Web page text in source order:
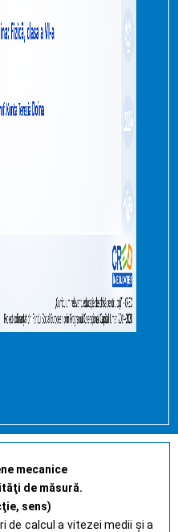
mecanice
de măsură.
sens)
de calcul a vitezei medii și a